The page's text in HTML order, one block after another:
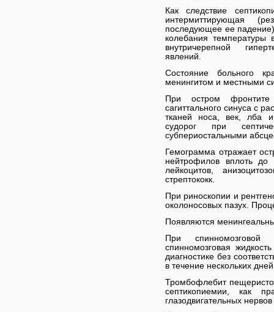
Как следствие
интермиттирующая
последующее ее
колебания температуры
внутричерепной
явлений.
Состояние больного
менингитом и местными
При остром фронтите
сагиттального синуса с
тканей носа, век, лба и
судорог при
субпериостальными
Гемограмма отражает
нейтрофилов вплоть до
лейкоцитов,
стрептококк.
При риноскопии и
околоносовых пазух.
Появляются
При
спинномозговая
диагностике без
в течение нескольких
Тромбофлебит
септикопиемии, как
глазодвигательных